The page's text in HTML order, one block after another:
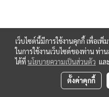
เว็บไซต์นี้มีการใช้งานคุกกี้ เพื่อเ
ในการใช้งานเว็บไซต์ของท่าน ท่า
ได้ที่นโยบายความเป็นส่วนตัว แล
ตั้งค่าคุกกี้